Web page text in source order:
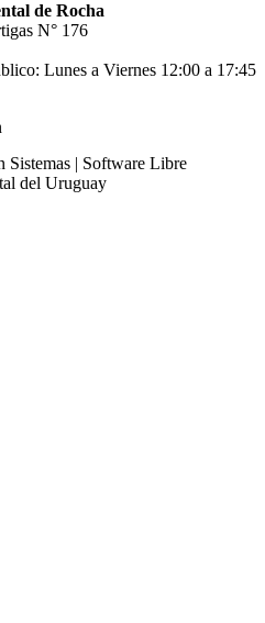
de Rocha
N° 176
Lunes a Viernes 12:00 a 17:45
| Software Libre
del Uruguay